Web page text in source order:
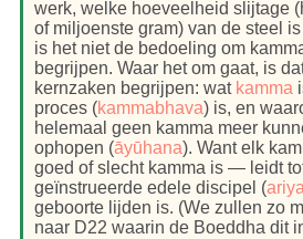
werk, welke hoeveelheid slijtage
of miljoenste gram) van de steel
is het niet de bedoeling om
begrijpen. Waar het om gaat, is
kernzaken begrijpen: wat kamma
proces (kammabhava) is, en
helemaal geen kamma meer
ophopen (āyūhana). Want elk
goed of slecht kamma is — leidt
geïnstrueerde edele discipel (
geboorte lijden is. (We zullen zo
naar D22 waarin de Boeddha dit